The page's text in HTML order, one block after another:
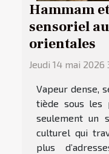
Hammam
sensoriel
orientales
Jeudi 14 mai 2026
Vapeur dense,
tiède sous les
seulement un
culturel qui
plus